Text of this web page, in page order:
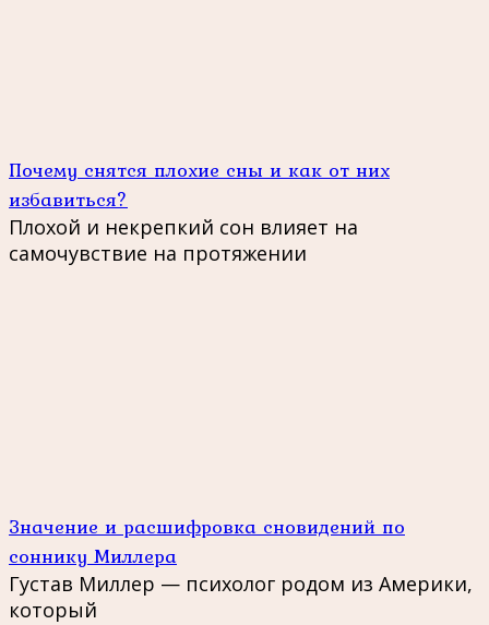
Почему снятся плохие сны и как от них
избавиться?
Плохой и некрепкий сон влияет на
самочувствие на протяжении
Значение и расшифровка сновидений по
соннику Миллера
Густав Миллер — психолог родом из Америки,
который